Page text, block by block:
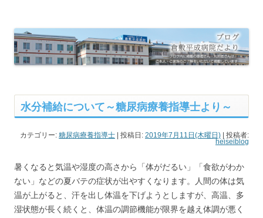
水分補給について～糖尿病療養指導士より～
カテゴリー: 糖尿病療養指導士 | 投稿日: 2019年7月11日(木曜日) | 投稿者:
heiseiblog
暑くなると気温や湿度の高さから「体がだるい」「食欲がわか
ない」などの夏バテの症状が出やすくなります。人間の体は気
温が上がると、汗を出し体温を下げようとしますが、高温、多
湿状態が長く続くと、体温の調節機能が限界を越え体調が悪く